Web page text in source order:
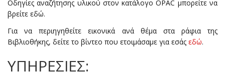
Οδηγίες αναζήτησης υλικού στον κατάλογο OPAC μπορείτε να
βρείτε εδώ.
Για να περιηγηθείτε εικονικά
ανά θέμα στα ράφια της
Βιβλιοθήκης, δείτε το βίντεο που ετοιμάσαμε για εσάς εδώ.
ΥΠΗΡΕΣΙΕΣ: